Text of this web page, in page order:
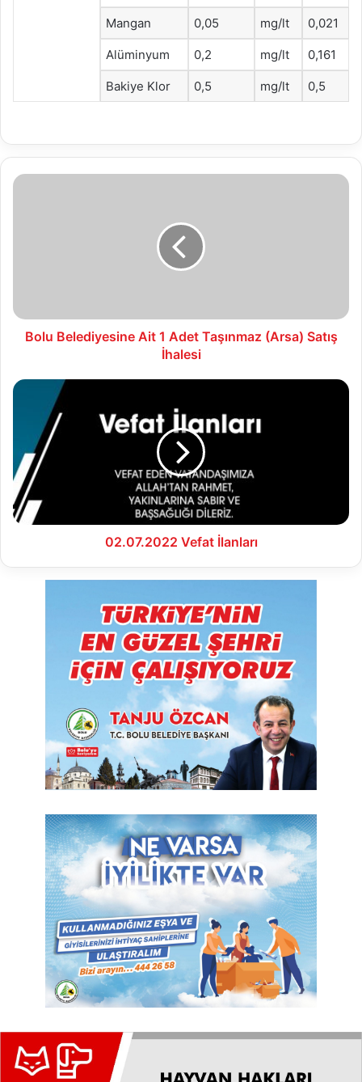
Mangan 0,05 mg/lt 0,021
Alüminyum 0,2 mg/lt 0,161
Bakiye Klor 0,5 mg/lt 0,5
Bolu
İhalesi
Bolu Belediyesine Ait 1 Adet Taşınmaz (Arsa) Satış
İhalesi
02.07.2022
02.07.2022 Vefat İlanları